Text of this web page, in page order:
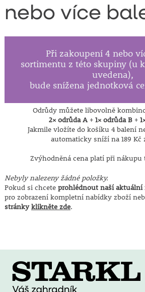
nebo více
Při zakoupení 4 nebo
sortimentu z této skupiny (u
uvedena),
bude snížena jednotková
Odrůdy můžete libovolně
2× odrůda A+ 1× odrůda B+
Jakmile vložíte do košíku 4 balení
automaticky sníží na 189 Kč
Zvýhodněná cena platí při nákupu
Nebyly nalezeny žádné položky.
Pokud si chcete prohlédnout naší aktuální
pro zobrazení kompletní nabídky zboží
stránkyklikněte zde.